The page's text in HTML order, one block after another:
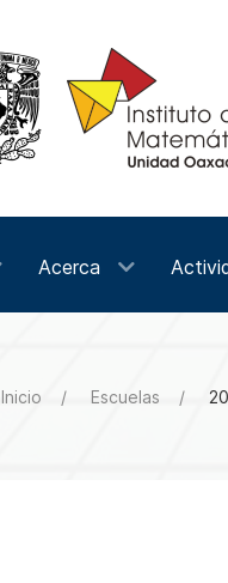
Acerca
Inicio Escuelas